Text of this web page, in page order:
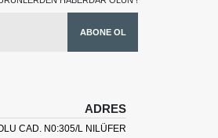
ABONE OL
ADRES
CAD. N0:305/L NILÜFER